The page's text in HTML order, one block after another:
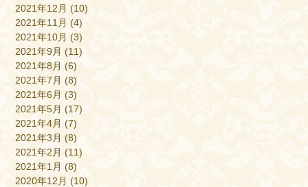
2021年12月 (10)
2021年11月 (4)
2021年10月 (3)
2021年9月 (11)
2021年8月 (6)
2021年7月 (8)
2021年6月 (3)
2021年5月 (17)
2021年4月 (7)
2021年3月 (8)
2021年2月 (11)
2021年1月 (8)
2020年12月 (10)